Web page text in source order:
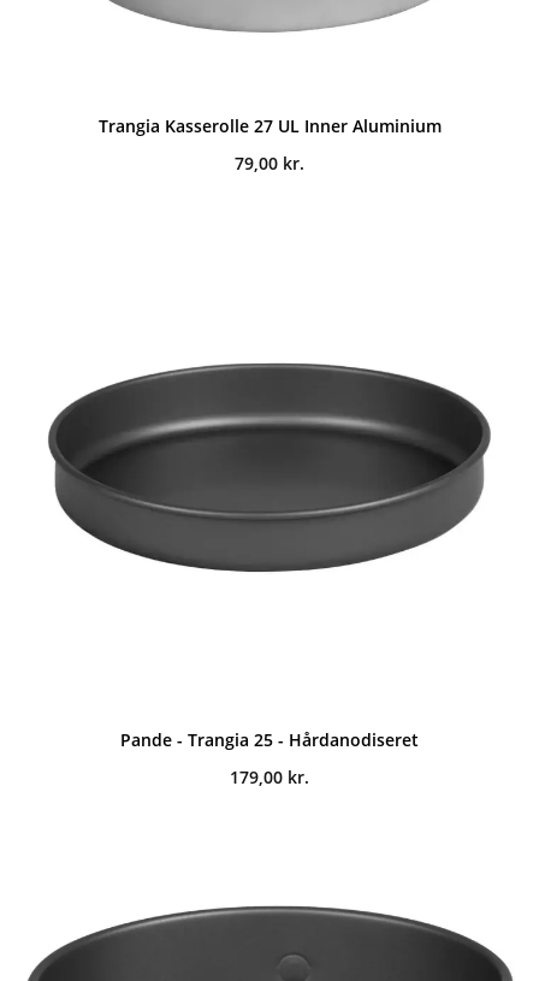
Trangia Kasserolle 27 UL Inner Aluminium
79,00 kr.
Pande - Trangia 25 - Hårdanodiseret
179,00 kr.